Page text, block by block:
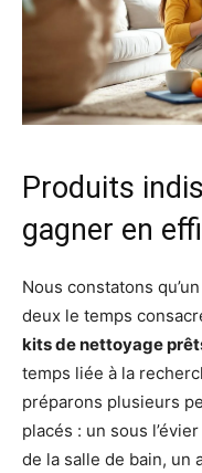
Produits
gagner en
Nous constatons
deux le temps
kits de nettoyage
temps liée à la
préparons plusieurs
placés : un sous
de la salle de bain, un